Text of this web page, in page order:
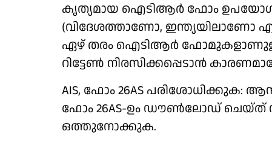
കൃത്യമായ ഐടിആർ ഫോം
(വിദേശത്താണോ, ഇന്ത്യയിലാണോ
ഏഴ് തരം ഐടിആർ
റിട്ടേൺ നിരസിക്കപ്പെടാൻ
AIS, ഫോം 26AS പരിശോധിക്കുക:
ഫോം 26AS-ഉം ഡൗൺലോഡ് ചെയ്ത്
ഒത്തുനോക്കുക.